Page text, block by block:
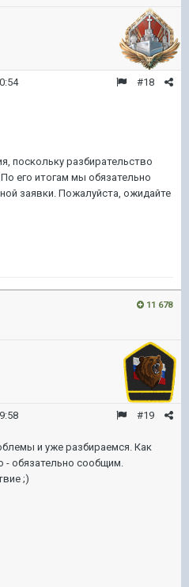
#18
поскольку разбирательство
его итогам мы обязательно
заявки. Пожалуйста, ожидайте
11 678
#19
и уже разбираемся. Как
- обязательно сообщим.
;)